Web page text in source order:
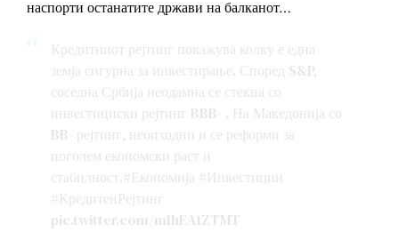
наспорти останатите држави на балканот…
Кредитниот рејтинг покажува колку е една
земја сигурна за инвестирање. Според S&P,
соседна Србија неодамна се стекна со
инвестициски рејтинг BBB- . На Македонија со
BB- рејтинг, неопходни и се реформи за
поголем економски раст и
стабилност. #Економија
#Инвестиции
#КредитенРејтинг
pic.twitter.com/mIhEA1ZTMT